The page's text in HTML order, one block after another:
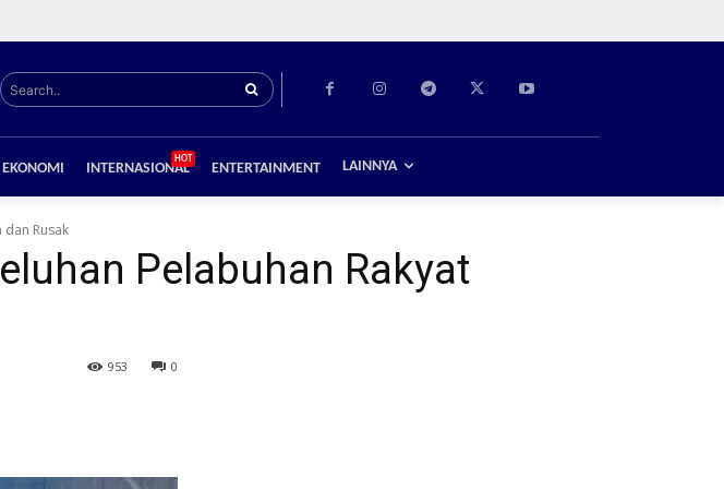
Search..
EKONOMI INTERNASIONAL
HOT
ENTERTAINMENT LAINNYA
dan Rusak
Pelabuhan Rakyat
0
953